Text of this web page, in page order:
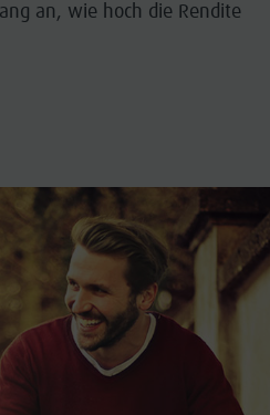
an, wie hoch die Rendite